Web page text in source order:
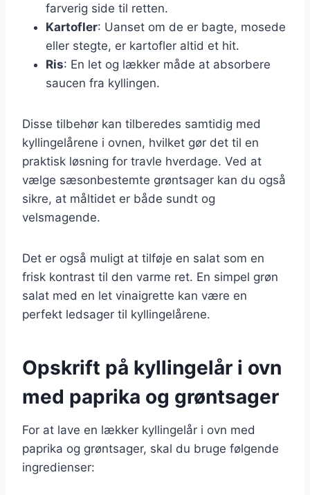
farverig side til retten.
Kartofler: Uanset om de er bagte, mosede
eller stegte, er kartofler altid et hit.
Ris: En let og lækker måde at absorbere
saucen fra kyllingen.
Disse tilbehør kan tilberedes samtidig med
kyllingelårene i ovnen, hvilket gør det til en
praktisk løsning for travle hverdage. Ved at
vælge sæsonbestemte grøntsager kan du også
sikre, at måltidet er både sundt og
velsmagende.
Det er også muligt at tilføje en salat som en
frisk kontrast til den varme ret. En simpel grøn
salat med en let vinaigrette kan være en
perfekt ledsager til kyllingelårene.
Opskrift på kyllingelår i ovn
med paprika og grøntsager
For at lave en lækker kyllingelår i ovn med
paprika og grøntsager, skal du bruge følgende
ingredienser: